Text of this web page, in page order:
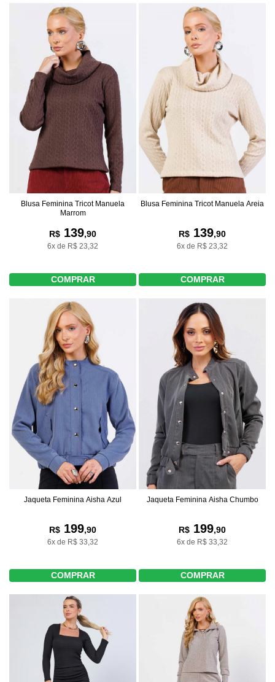
Blusa Feminina Tricot Manuela
Marrom
R$ 139,90
6x de R$ 23,32
COMPRAR
Blusa Feminina Tricot Manuela Areia
R$ 139,90
6x de R$ 23,32
COMPRAR
Jaqueta Feminina Aisha Azul
R$ 199,90
6x de R$ 33,32
COMPRAR
Jaqueta Feminina Aisha Chumbo
R$ 199,90
6x de R$ 33,32
COMPRAR